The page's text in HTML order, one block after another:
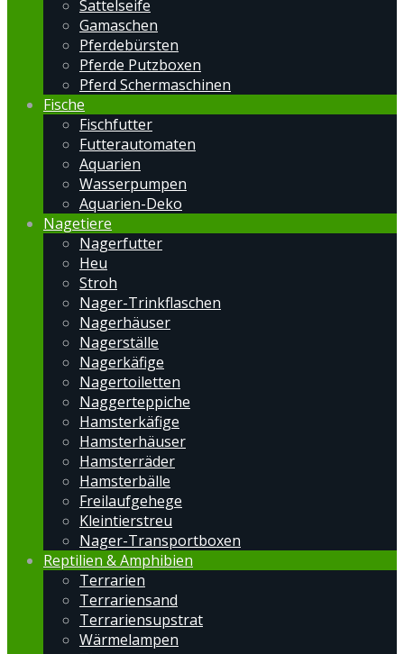
Sattelseife
Gamaschen
Pferdebürsten
Pferde Putzboxen
Pferd Schermaschinen
Fische
Fischfutter
Futterautomaten
Aquarien
Wasserpumpen
Aquarien-Deko
Nagetiere
Nagerfutter
Heu
Stroh
Nager-Trinkflaschen
Nagerhäuser
Nagerställe
Nagerkäfige
Nagertoiletten
Naggerteppiche
Hamsterkäfige
Hamsterhäuser
Hamsterräder
Hamsterbälle
Freilaufgehege
Kleintierstreu
Nager-Transportboxen
Reptilien & Amphibien
Terrarien
Terrariensand
Terrariensupstrat
Wärmelampen